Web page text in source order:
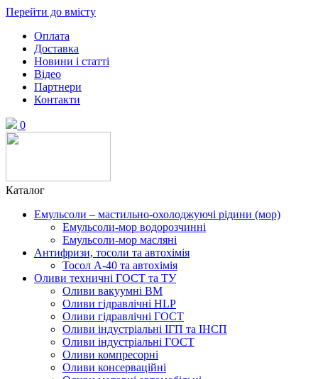
Перейти до вмісту
Оплата
Доставка
Новини і статті
Відео
Партнери
Контакти
0
Каталог
Емульсоли – мастильно-охолоджуючі рідини (мор)
Емульсоли-мор водорозчинні
Емульсоли-мор масляні
Антифризи, тосоли та автохімія
Тосол А-40 та автохімія
Оливи техничні ГОСТ та ТУ
Оливи вакуумні ВМ
Оливи гідравлічні HLP
Оливи гідравлічні ГОСТ
Оливи індустріальні ІГП та ІНСП
Оливи індустріальні ГОСТ
Оливи компресорні
Оливи консерваційні